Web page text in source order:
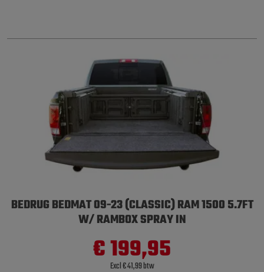
BEDRUG BEDMAT 09-23 (CLASSIC) RAM 1500 5.7FT
W/ RAMBOX SPRAY IN
€ 199,95
Excl € 41,99 btw